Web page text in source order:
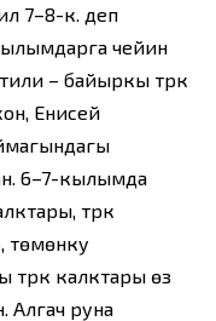
7–8-к. деп
чейин
– байыркы түрк
Енисей
6–7-кылымда
түрк
төмөнку
түрк калктары өз
Алгач руна